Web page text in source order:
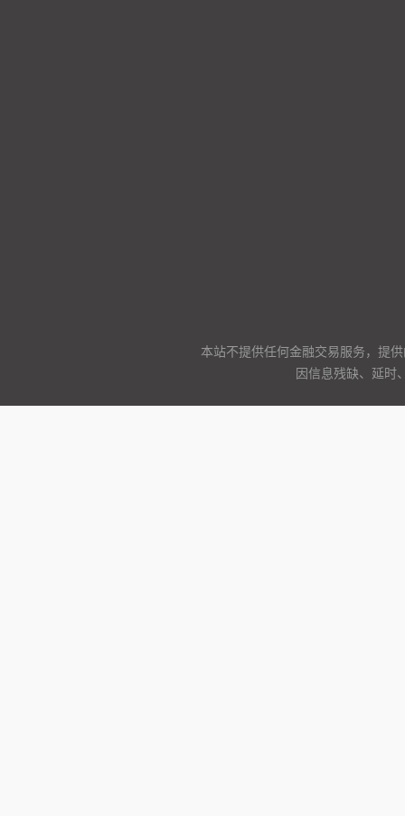
本站不提供任何金融交易服务，提
因信息残缺、延时